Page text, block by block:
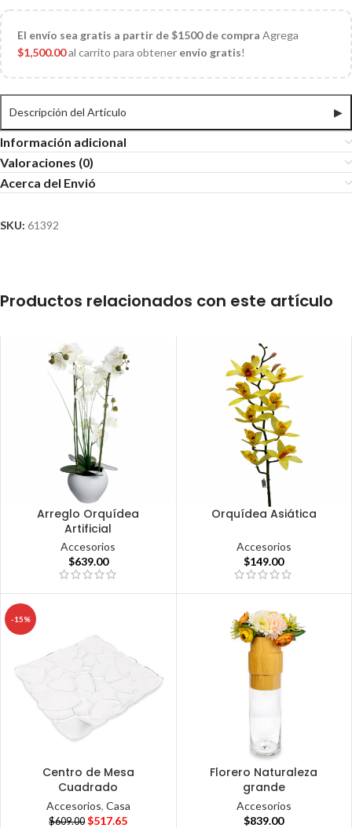
El envío sea gratis a partir de $1500 de compra Agrega
$1,500.00al carrito para obtener envío gratis!
Descripción del Articulo ▶
Información adicional
Valoraciones (0)
Acerca del Envió
SKU: 61392
Productos relacionados con este artículo
Arreglo Orquídea
Artificial
Accesorios
$639.00
Orquídea Asiática
Accesorios
$149.00
-15%
Centro de Mesa
Cuadrado
Accesorios, Casa
$609.00 $517.65
Florero Naturaleza
grande
Accesorios
$839.00